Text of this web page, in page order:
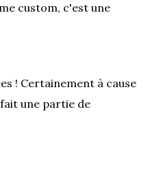
custom, c'est une
! Certainement à cause
une partie de